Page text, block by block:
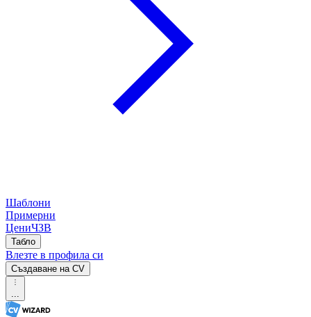
Шаблони
Примерни
ЦениЧЗВ
Табло
Влезте в профила си
Създаване на CV
...